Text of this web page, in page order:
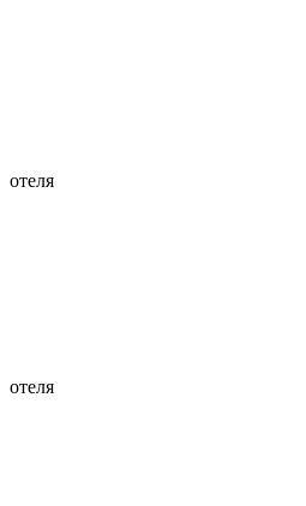
отеля
отеля